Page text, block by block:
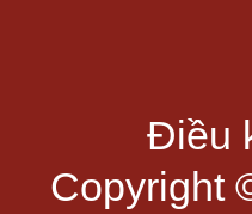
Điều
Copyright